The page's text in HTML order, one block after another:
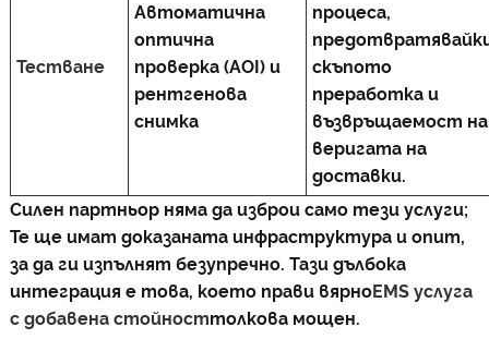
Тестване
Автоматична
оптична
проверка (AOI) и
рентгенова
снимка
процеса,
скъпото
преработка и
възвръщаемост на
веригата на
доставки.
Силен партньор няма да изброи само тези услуги;
Те ще имат доказаната инфраструктура и опит,
за да ги изпълнят безупречно. Тази дълбока
интеграция е това, което прави вярноEMS услуга
с добавена стойносттолкова мощен.